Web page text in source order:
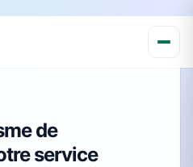
de
service